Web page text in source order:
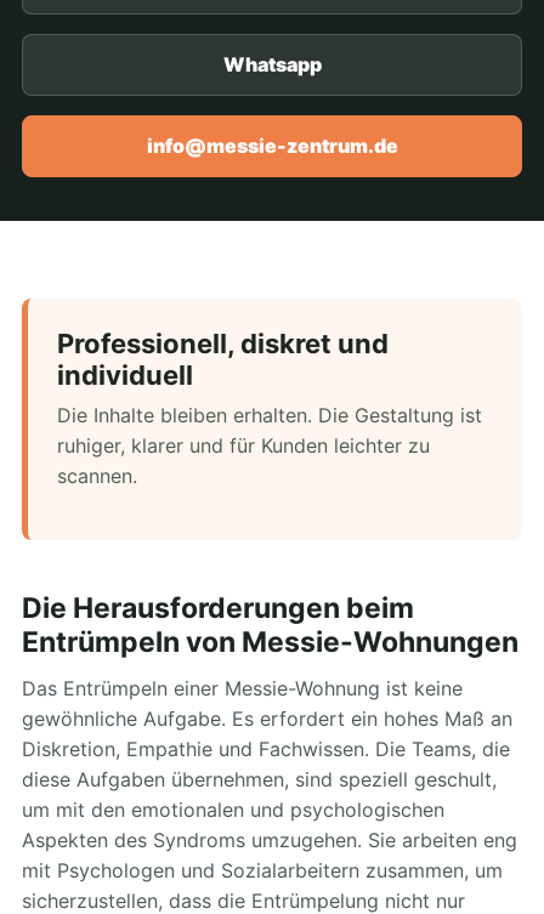
Whatsapp
info@messie-zentrum.de
Professionell, diskret und
individuell
Die Inhalte bleiben erhalten. Die Gestaltung ist
ruhiger, klarer und für Kunden leichter zu
scannen.
Die Herausforderungen beim
Entrümpeln von Messie-Wohnungen
Das Entrümpeln einer Messie-Wohnung ist keine
gewöhnliche Aufgabe. Es erfordert ein hohes Maß an
Diskretion, Empathie und Fachwissen. Die Teams, die
diese Aufgaben übernehmen, sind speziell geschult,
um mit den emotionalen und psychologischen
Aspekten des Syndroms umzugehen. Sie arbeiten eng
mit Psychologen und Sozialarbeitern zusammen, um
sicherzustellen, dass die Entrümpelung nicht nur